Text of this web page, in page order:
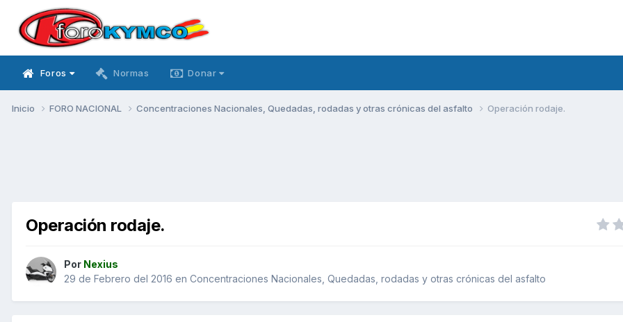
Foros Normas Donar
Inicio FORO NACIONAL Concentraciones Nacionales, Quedadas, rodadas y otras crónicas del asfalto Operación rodaje.
Operación rodaje.
Por Nexius
29 de Febrero del 2016 en Concentraciones Nacionales, Quedadas, rodadas y otras crónicas del asfalto